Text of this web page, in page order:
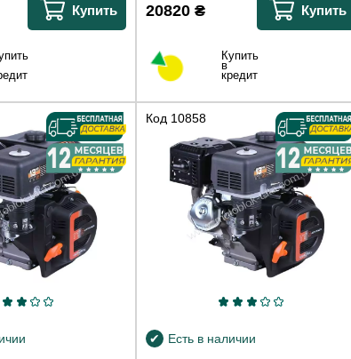
Купить 20820₴ Купить
Купить
в
кредит
Код 10858
Есть в наличии